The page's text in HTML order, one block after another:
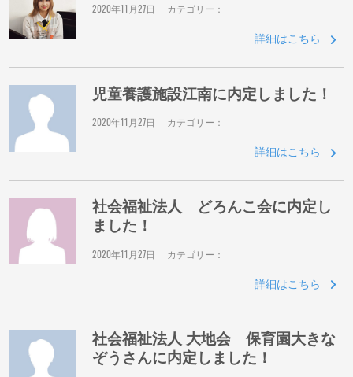
2020年11月27日 カテゴリー：
詳細はこちら
児童養護施設江南に内定しました！
2020年11月27日 カテゴリー：
詳細はこちら
社会福祉法人 どろんこ会に内定し
ました！
2020年11月27日 カテゴリー：
詳細はこちら
社会福祉法人 大地会 保育園大きな
ぞうさんに内定しました！